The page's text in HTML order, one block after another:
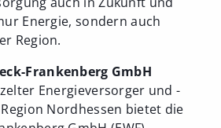
Energie, sondern auch
Region.
Frankenberg GmbH
Energieversorger und -
Nordhessen bietet die